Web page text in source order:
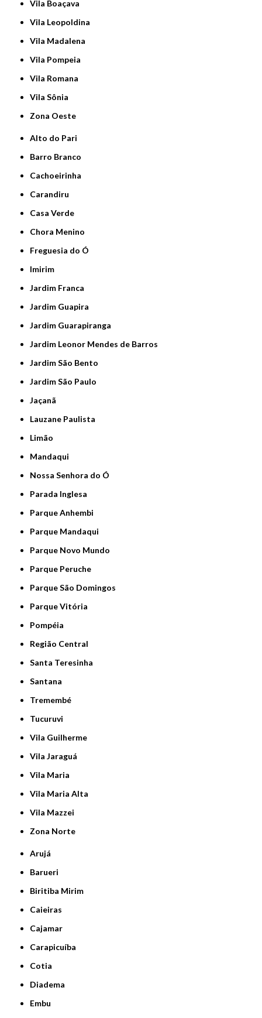
Vila Boaçava
Vila Leopoldina
Vila Madalena
Vila Pompeia
Vila Romana
Vila Sônia
Zona Oeste
Alto do Pari
Barro Branco
Cachoeirinha
Carandiru
Casa Verde
Chora Menino
Freguesia do Ó
Imirim
Jardim Franca
Jardim Guapira
Jardim Guarapiranga
Jardim Leonor Mendes de Barros
Jardim São Bento
Jardim São Paulo
Jaçanã
Lauzane Paulista
Limão
Mandaqui
Nossa Senhora do Ó
Parada Inglesa
Parque Anhembi
Parque Mandaqui
Parque Novo Mundo
Parque Peruche
Parque São Domingos
Parque Vitória
Pompéia
Região Central
Santa Teresinha
Santana
Tremembé
Tucuruvi
Vila Guilherme
Vila Jaraguá
Vila Maria
Vila Maria Alta
Vila Mazzei
Zona Norte
Arujá
Barueri
Biritiba Mirim
Caieiras
Cajamar
Carapicuíba
Cotia
Diadema
Embu